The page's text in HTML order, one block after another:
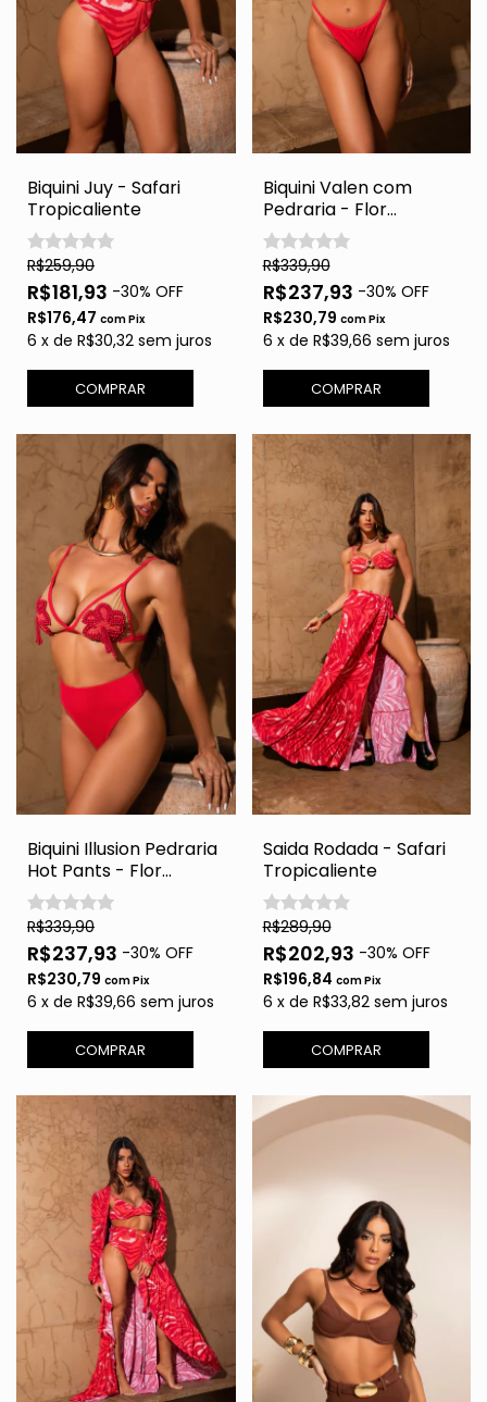
Biquini Juy - Safari
Tropicaliente
R$259,90
R$181,93 -30% OFF
R$176,47 comPix
6 x de R$30,32 sem juros
COMPRAR
Biquini Valen com
Pedraria - Flor
Tropicaliente
R$339,90
R$237,93 -30% OFF
R$230,79 comPix
6 x de R$39,66 sem juros
COMPRAR
Biquini Illusion Pedraria
Hot Pants - Flor
Tropicaliente
R$339,90
R$237,93 -30% OFF
R$230,79 comPix
6 x de R$39,66 sem juros
COMPRAR
Saida Rodada - Safari
Tropicaliente
R$289,90
R$202,93 -30% OFF
R$196,84 comPix
6 x de R$33,82 sem juros
COMPRAR